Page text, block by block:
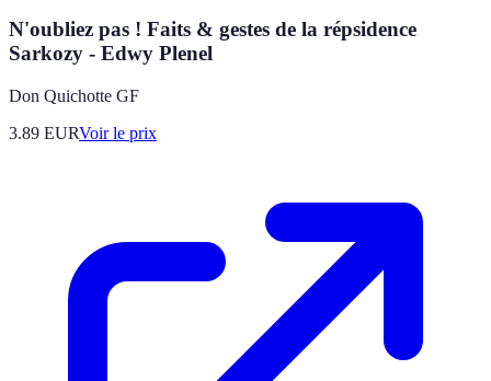
N'oubliez pas ! Faits & gestes de la répsidence
Sarkozy - Edwy Plenel
Don Quichotte GF
3.89 EURVoir le prix